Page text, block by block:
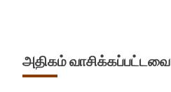
அதிகம் வாசிக்கப்பட்டவை